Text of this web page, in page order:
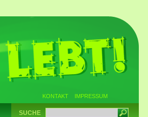
KONTAKT IMPRESSUM
SUCHE